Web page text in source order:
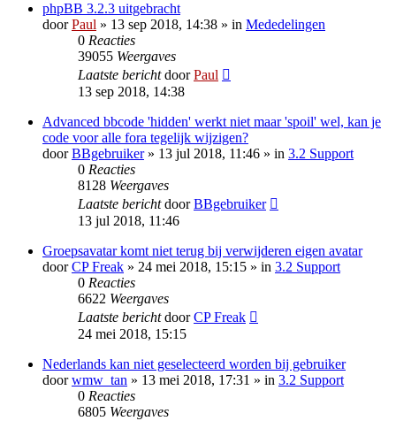
phpBB 3.2.3 uitgebracht
doorPaul » 13 sep 2018, 14:38 » in Mededelingen
0 Reacties
39055 Weergaves
Laatste berichtdoorPaul
13 sep 2018, 14:38
Advanced bbcode 'hidden' werkt niet maar 'spoil' wel, kan je
code voor alle fora tegelijk wijzigen?
doorBBgebruiker» 13 jul 2018, 11:46 » in 3.2 Support
0 Reacties
8128 Weergaves
Laatste berichtdoorBBgebruiker
13 jul 2018, 11:46
Groepsavatar komt niet terug bij verwijderen eigen avatar
doorCP Freak » 24 mei 2018, 15:15 » in 3.2 Support
0 Reacties
6622 Weergaves
Laatste berichtdoorCP Freak
24 mei 2018, 15:15
Nederlands kan niet geselecteerd worden bij gebruiker
doorwmw_tan » 13 mei 2018, 17:31 » in 3.2 Support
0 Reacties
6805 Weergaves